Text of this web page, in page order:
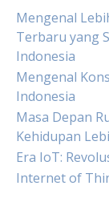
Mengenal
Terbaru yang
Indonesia
Mengenal
Indonesia
Masa Depan
Kehidupan
Era IoT:
Internet of